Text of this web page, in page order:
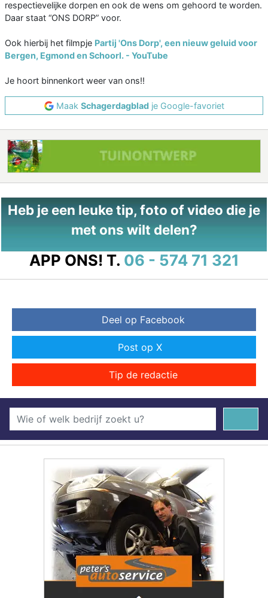
respectievelijke dorpen en ook de wens om gehoord te worden.
Daar staat “ONS DORP” voor.
Ook hierbij het filmpje Partij 'Ons Dorp', een nieuw geluid voor
Bergen, Egmond en Schoorl. - YouTube
Je hoort binnenkort weer van ons!!
Maak Schagerdagbladje Google-favoriet
Heb je een leuke tip, foto of video die je
met ons wilt delen?
APP ONS! T. 06 - 574 71 321
Deel op Facebook
Post op X
Tip de redactie